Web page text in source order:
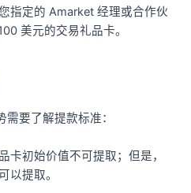
指定的 Amarket 经理或合作伙
美元的交易礼品卡。
要了解提款标准：
卡初始价值不可提取；但是，
以提取。